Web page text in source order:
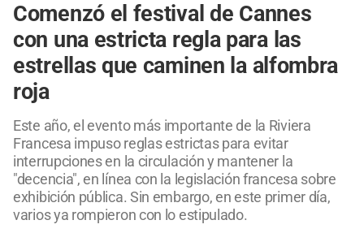
Comenzó el festival de Cannes
con una estricta regla para las
estrellas que caminen la alfombra
roja
Este año, el evento más importante de la Riviera
Francesa impuso reglas estrictas para evitar
interrupciones en la circulación y mantener la
"decencia", en línea con la legislación francesa sobre
exhibición pública. Sin embargo, en este primer día,
varios ya rompieron con lo estipulado.